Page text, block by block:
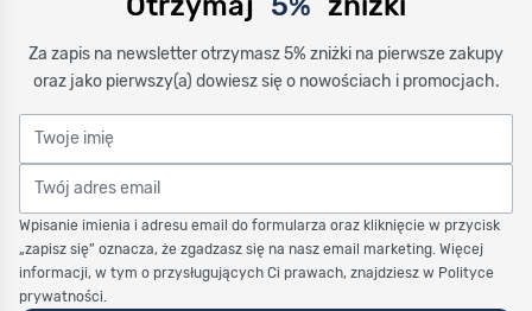
Za zapis na newsletter otrzymasz 5% zniżki na pierwsze zakupy
oraz jako pierwszy(a) dowiesz się o nowościach i promocjach.
Twoje imię
Twój adres email
Wpisanie imienia i adresu email do formularza oraz kliknięcie w przycisk
„zapisz się” oznacza, że zgadzasz się na nasz email marketing. Więcej
informacji, w tym o przysługujących Ci prawach, znajdziesz w Polityce
prywatności.